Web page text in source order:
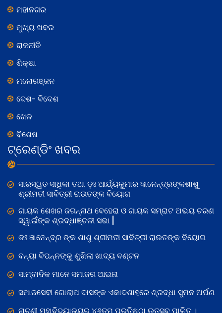
ମହାନଗର
ମୁଖ୍ୟ ଖବର
ରାଜନୀତି
ଶିକ୍ଷା
ମନୋରଞ୍ଜନ
ଦେଶ- ବିଦେଶ
ଖେଳ
ବିଶେଷ
ଟ୍ରେଣ୍ଡିଂ ଖବର
ସାରସ୍ୱତ ସାଧିକା ତଥା ଡ଼ଃ ଆର୍ଯ୍ୟକୁମାର ଜ୍ଞାନେନ୍ଦ୍ରଙ୍କଶାଶୁ
ଶ୍ରୀମତୀ ସାବିତ୍ରୀ ରାଉତଙ୍କ ବିୟୋଗ
ଗାୟକ ଶେଖର ଜଗନ୍ନାଥ ବେହେରା ଓ ଗାୟକ ସମ୍ରାଟ ଅଭୟ ଚରଣ
ସ୍ୱାଇଁଙ୍କ ଶ୍ରଦ୍ଧାଞ୍ଚଳୀ ସଭା |
ଡଃ ଜ୍ଞାନେନ୍ଦ୍ର ଙ୍କ ଶାଶୁ ଶ୍ରୀମତୀ ସାବିତ୍ରୀ ରାଉତଙ୍କ ବିୟୋଗ
ବନ୍ୟା ବିପନ୍ନଙ୍କୁ ଶୁଖିଲା ଖାଦ୍ୟ ବଣ୍ଟନ
ସାମ୍ବାଦିକ ମାନେ ସମାଜର ଆଇନା
ସମାଜସେବୀ ଗୋଲାପ ଦାସଙ୍କ ଏକାଦଶାହରେ ଶ୍ରଦ୍ଧା ସୁମନ ଅର୍ପଣ
ନାଚୁଣୀ ମହାବିଦ୍ୟାଳୟର ୪୬ତମ ପ୍ରତିଷ୍ଠା ଉତ୍ସବ ପାଳିତ ।